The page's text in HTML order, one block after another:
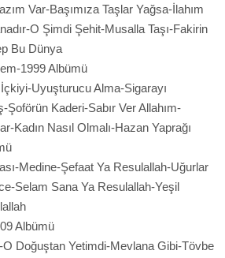
Var-Başımıza Taşlar Yağsa-İlahım
O Şimdi Şehit-Musalla Taşı-Fakirin
Bu Dünya
1999 Albümü
Uyuşturucu Alma-Sigarayı
Şoförün Kaderi-Sabır Ver Allahım-
Kadın Nasıl Olmalı-Hazan Yaprağı
Medine-Şefaat Ya Resulallah-Uğurlar
Selam Sana Ya Resulallah-Yeşil
Albümü
O Doğuştan Yetimdi-Mevlana Gibi-Tövbe